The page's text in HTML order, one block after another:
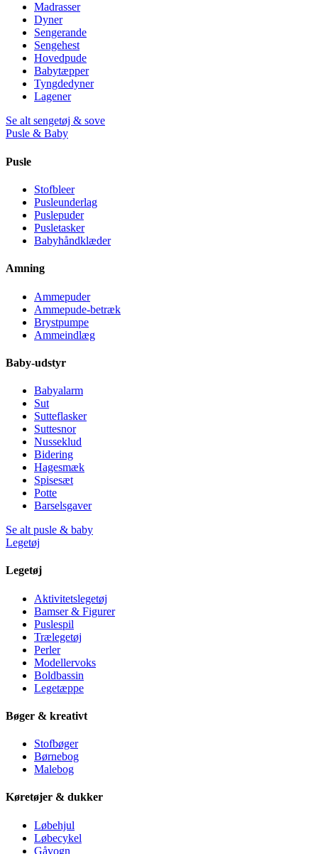
Madrasser
Dyner
Sengerande
Sengehest
Hovedpude
Babytæpper
Tyngdedyner
Lagener
Se alt sengetøj & sove
Pusle & Baby
Pusle
Stofbleer
Pusleunderlag
Puslepuder
Pusletasker
Babyhåndklæder
Amning
Ammepuder
Ammepude-betræk
Brystpumpe
Ammeindlæg
Baby-udstyr
Babyalarm
Sut
Sutteflasker
Suttesnor
Nusseklud
Bidering
Hagesmæk
Spisesæt
Potte
Barselsgaver
Se alt pusle & baby
Legetøj
Legetøj
Aktivitetslegetøj
Bamser & Figurer
Puslespil
Trælegetøj
Perler
Modellervoks
Boldbassin
Legetæppe
Bøger & kreativt
Stofbøger
Børnebog
Malebog
Køretøjer & dukker
Løbehjul
Løbecykel
Gåvogn